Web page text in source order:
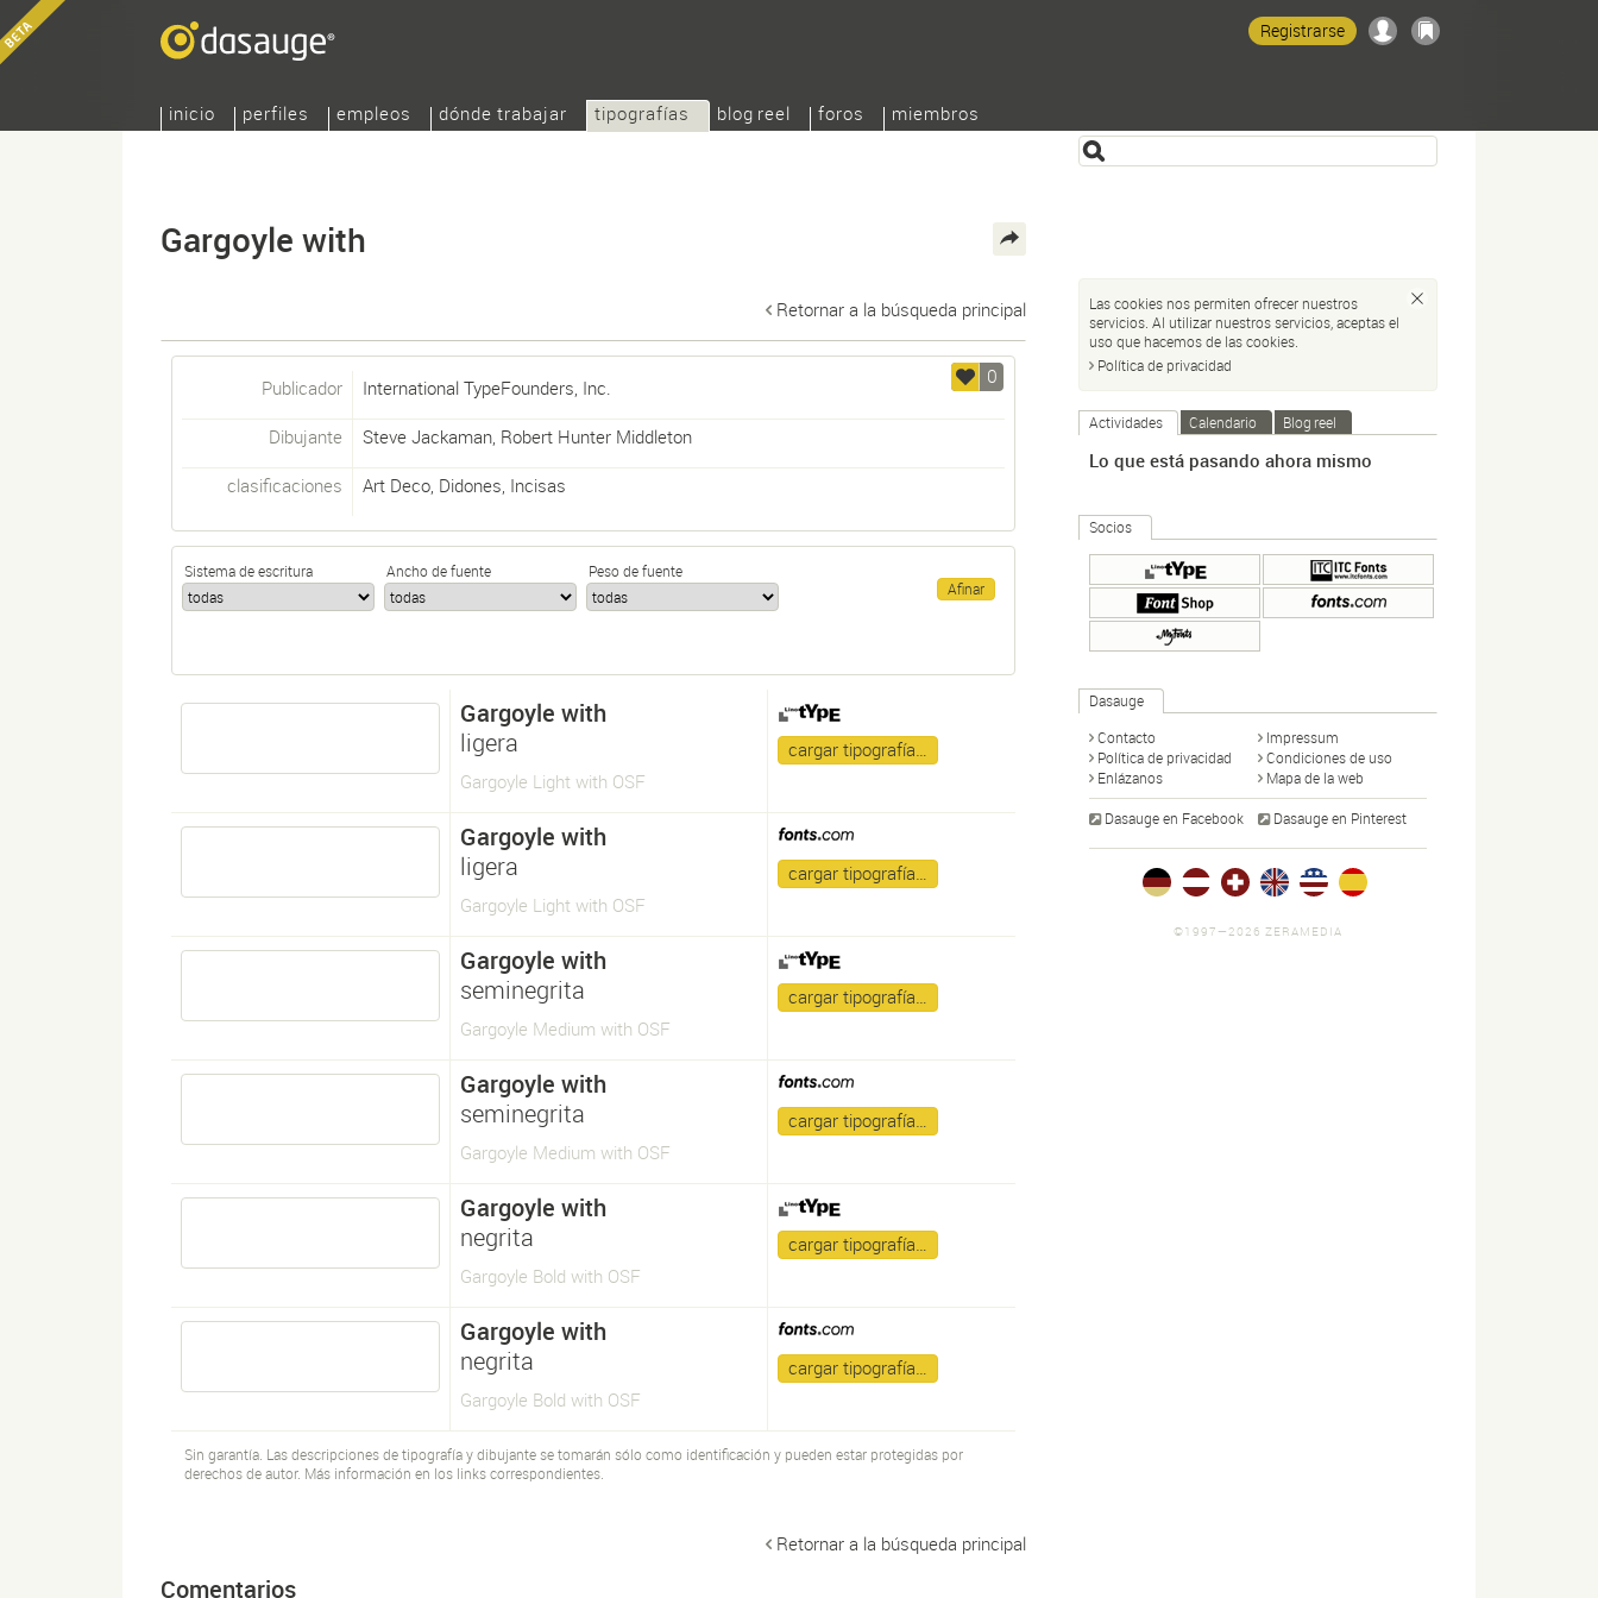
inicio perfiles empleos dónde trabajar tipografías blog reel foros miembros
Registrarse
Gargoyle with
Retornar a la búsqueda principal
0
Publicador International TypeFounders, Inc.
Dibujante Steve Jackaman, Robert Hunter Middleton
clasificaciones Art Deco, Didones, Incisas
Sistema de escritura Ancho de fuente Peso de fuente
Gargoyle with
ligera
Gargoyle Light with OSF
cargar tipografía…
Gargoyle with
ligera
Gargoyle Light with OSF
cargar tipografía…
Gargoyle with
seminegrita
Gargoyle Medium with OSF
cargar tipografía…
Gargoyle with
seminegrita
Gargoyle Medium with OSF
cargar tipografía…
Gargoyle with
negrita
Gargoyle Bold with OSF
cargar tipografía…
Gargoyle with
negrita
Gargoyle Bold with OSF
cargar tipografía…
Sin garantía. Las descripciones de tipografía y dibujante se tomarán sólo como identificación y pueden estar protegidas por
derechos de autor. Más información en los links correspondientes.
Retornar a la búsqueda principal
Comentarios
Las cookies nos permiten ofrecer nuestros
servicios. Al utilizar nuestros servicios, aceptas el
uso que hacemos de las cookies.
Política de privacidad
Actividades Calendario Blog reel
Lo que está pasando ahora mismo
Socios
Dasauge
Contacto
Impressum
Política de privacidad
Condiciones de uso
Enlázanos
Mapa de la web
Dasauge en Facebook Dasauge en Pinterest
©1997—2026 ZERAMEDIA